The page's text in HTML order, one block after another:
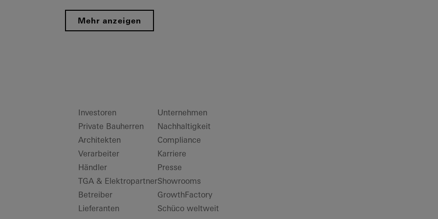
Mehr anzeigen
Investoren
Private Bauherren
Architekten
Verarbeiter
Händler
TGA & Elektropartner
Betreiber
Lieferanten
Unternehmen
Nachhaltigkeit
Compliance
Karriere
Presse
Showrooms
GrowthFactory
Schüco weltweit